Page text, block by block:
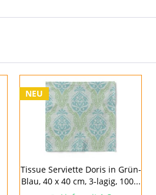
NEU
Tissue Serviette Doris in Grün-
Blau, 40 x 40 cm, 3-lagig, 100...